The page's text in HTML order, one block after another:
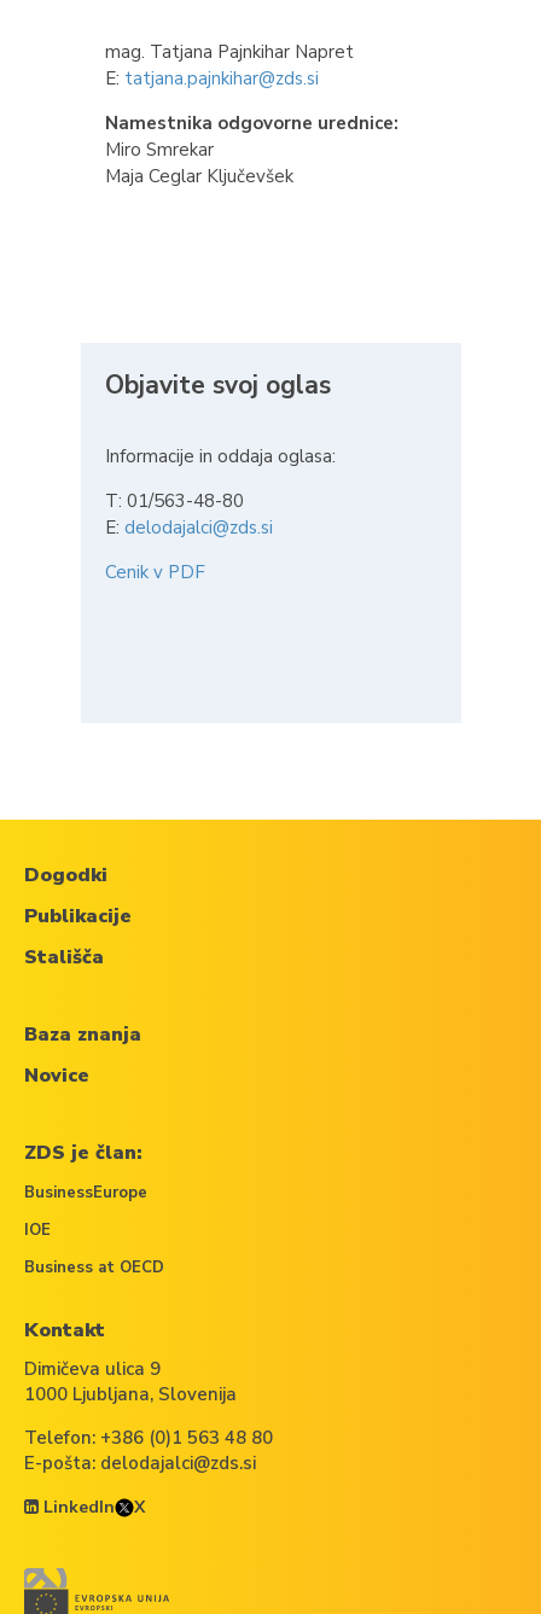
mag. Tatjana Pajnkihar Napret
E: tatjana.pajnkihar@zds.si
Namestnika odgovorne urednice:
Miro Smrekar
Maja Ceglar Ključevšek
Objavite svoj oglas
Informacije in oddaja oglasa:
T: 01/563-48-80
E: delodajalci@zds.si
Cenik v PDF
Dogodki
Publikacije
Stališča
Baza znanja
Novice
ZDS je član:
BusinessEurope
IOE
Business at OECD
Kontakt
Dimičeva ulica 9
1000 Ljubljana, Slovenija
Telefon: +386 (0)1 563 48 80
E-pošta: delodajalci@zds.si
LinkedIn X